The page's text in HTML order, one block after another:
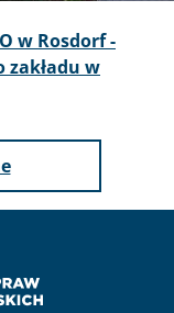
w Rosdorf -
w